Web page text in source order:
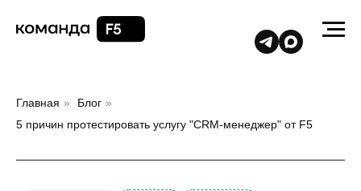
Главная » Блог »
5 причин протестировать услугу "CRM-менеджер" от F5